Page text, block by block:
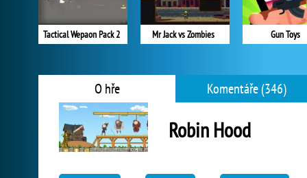
Tactical Wepaon Pack 2 Mr Jack vs Zombies Gun Toys
O hře Komentáře (346)
Robin Hood